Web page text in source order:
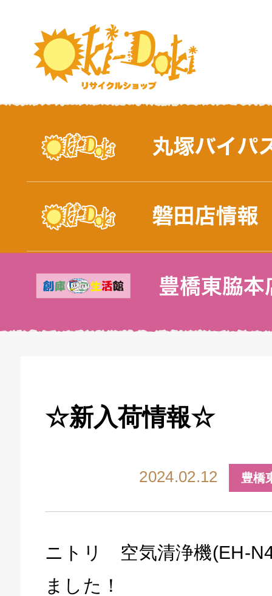
☆新入荷情報☆
2024.02.12 豊橋
ニトリ 空気清浄機(EH-
ました！